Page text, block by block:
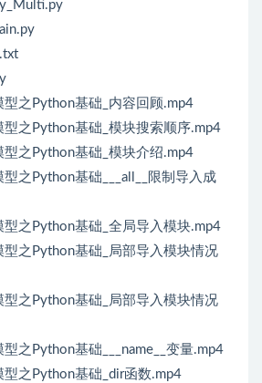
之Python基础_内容回顾.mp4
之Python基础_模块搜索顺序.mp4
之Python基础_模块介绍.mp4
之Python基础___all__限制导入成
之Python基础_全局导入模块.mp4
之Python基础_局部导入模块情况
之Python基础_局部导入模块情况
之Python基础___name__变量.mp4
之Python基础_dir函数.mp4